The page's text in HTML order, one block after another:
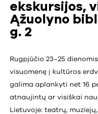
ekskursijos,
Ąžuolyno
g. 2
Rugpjūčio 23–25
visuomenę į kultūros
galima aplankyti net 16
atnaujintų ar visiškai
Lietuvoje: teatrų,